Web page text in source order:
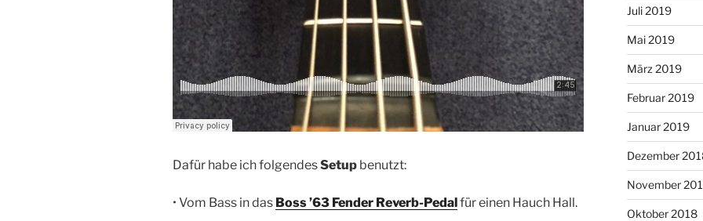
Dafür habe ich folgendesSetup benutzt:
• Vom Bass in das Boss ’63 Fender Reverb-Pedalfür einen Hauch Hall.
Juli 2019
Mai 2019
März 2019
Februar 2019
Januar 2019
Dezember
November
Oktober 2018